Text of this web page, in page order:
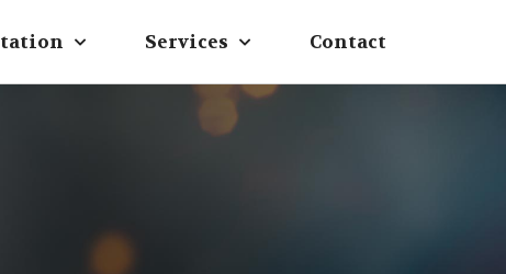
Services Contact